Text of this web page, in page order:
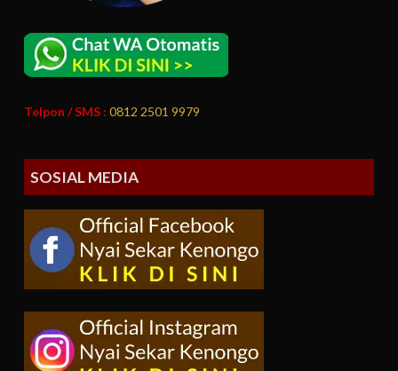
Telpon / SMS : 0812 2501 9979
SOSIAL MEDIA